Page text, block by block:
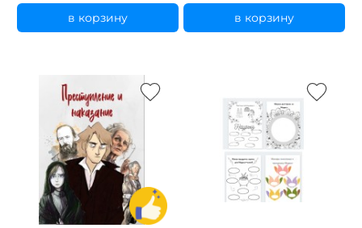
в корзину в корзину